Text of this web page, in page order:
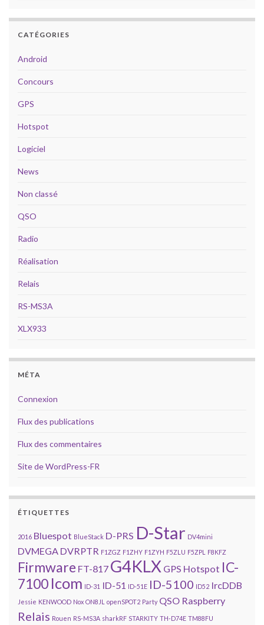
CATÉGORIES
Android
Concours
GPS
Hotspot
Logiciel
News
Non classé
QSO
Radio
Réalisation
Relais
RS-MS3A
XLX933
MÉTA
Connexion
Flux des publications
Flux des commentaires
Site de WordPress-FR
ÉTIQUETTES
2016 Bluespot BlueStack D-PRS D-Star DV4mini
DVMEGA DVRPTR F1ZGZ F1ZHY F1ZYH F5ZLU F5ZPL F8KFZ
Firmware FT-817 G4KLX GPS Hotspot IC-
7100 Icom ID-31 ID-51 ID-51E ID-5100 ID52 IrcDDB
Jessie KENWOOD Nox ON8JL openSPOT2 Party QSO Raspberry
Relais Rouen RS-MS3A sharkRF STARKITY TH-D74E TM88FU